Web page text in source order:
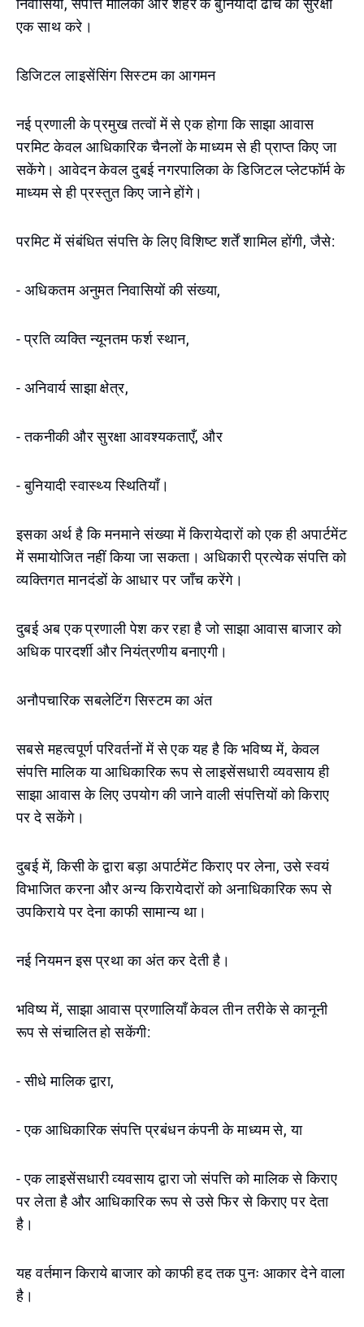
निवासियों, संपत्ति मालिकों और शहर के बुनियादी ढांचे की सुरक्षा
एक साथ करे।
डिजिटल लाइसेंसिंग सिस्टम का आगमन
नई प्रणाली के प्रमुख तत्वों में से एक होगा कि साझा आवास
परमिट केवल आधिकारिक चैनलों के माध्यम से ही प्राप्त किए जा
सकेंगे। आवेदन केवल दुबई नगरपालिका के डिजिटल प्लेटफॉर्म के
माध्यम से ही प्रस्तुत किए जाने होंगे।
परमिट में संबंधित संपत्ति के लिए विशिष्ट शर्तें शामिल होंगी, जैसे:
- अधिकतम अनुमत निवासियों की संख्या,
- प्रति व्यक्ति न्यूनतम फर्श स्थान,
- अनिवार्य साझा क्षेत्र,
- तकनीकी और सुरक्षा आवश्यकताएँ, और
- बुनियादी स्वास्थ्य स्थितियाँ।
इसका अर्थ है कि मनमाने संख्या में किरायेदारों को एक ही अपार्टमेंट
में समायोजित नहीं किया जा सकता। अधिकारी प्रत्येक संपत्ति को
व्यक्तिगत मानदंडों के आधार पर जाँच करेंगे।
दुबई अब एक प्रणाली पेश कर रहा है जो साझा आवास बाजार को
अधिक पारदर्शी और नियंत्रणीय बनाएगी।
अनौपचारिक सबलेटिंग सिस्टम का अंत
सबसे महत्वपूर्ण परिवर्तनों में से एक यह है कि भविष्य में, केवल
संपत्ति मालिक या आधिकारिक रूप से लाइसेंसधारी व्यवसाय ही
साझा आवास के लिए उपयोग की जाने वाली संपत्तियों को किराए
पर दे सकेंगे।
दुबई में, किसी के द्वारा बड़ा अपार्टमेंट किराए पर लेना, उसे स्वयं
विभाजित करना और अन्य किरायेदारों को अनाधिकारिक रूप से
उपकिराये पर देना काफी सामान्य था।
नई नियमन इस प्रथा का अंत कर देती है।
भविष्य में, साझा आवास प्रणालियाँ केवल तीन तरीके से कानूनी
रूप से संचालित हो सकेंगी:
- सीधे मालिक द्वारा,
- एक आधिकारिक संपत्ति प्रबंधन कंपनी के माध्यम से, या
- एक लाइसेंसधारी व्यवसाय द्वारा जो संपत्ति को मालिक से किराए
पर लेता है और आधिकारिक रूप से उसे फिर से किराए पर देता
है।
यह वर्तमान किराये बाजार को काफी हद तक पुनः आकार देने वाला
है।